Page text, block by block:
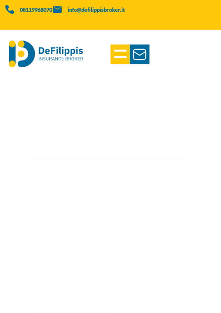
08119968070 info@defilippisbroker.it